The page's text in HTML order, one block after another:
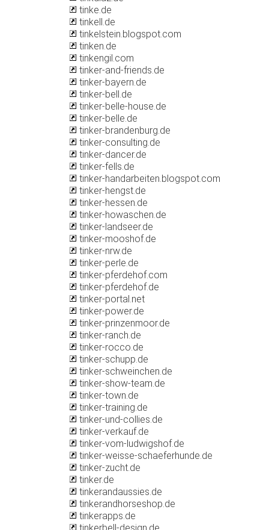
tinke.de
tinkell.de
tinkelstein.blogspot.com
tinken.de
tinkengil.com
tinker-and-friends.de
tinker-bayern.de
tinker-bell.de
tinker-belle-house.de
tinker-belle.de
tinker-brandenburg.de
tinker-consulting.de
tinker-dancer.de
tinker-fells.de
tinker-handarbeiten.blogspot.com
tinker-hengst.de
tinker-hessen.de
tinker-howaschen.de
tinker-landseer.de
tinker-mooshof.de
tinker-nrw.de
tinker-perle.de
tinker-pferdehof.com
tinker-pferdehof.de
tinker-portal.net
tinker-power.de
tinker-prinzenmoor.de
tinker-ranch.de
tinker-rocco.de
tinker-schupp.de
tinker-schweinchen.de
tinker-show-team.de
tinker-town.de
tinker-training.de
tinker-und-collies.de
tinker-verkauf.de
tinker-vom-ludwigshof.de
tinker-weisse-schaeferhunde.de
tinker-zucht.de
tinker.de
tinkerandaussies.de
tinkerandhorseshop.de
tinkerapps.de